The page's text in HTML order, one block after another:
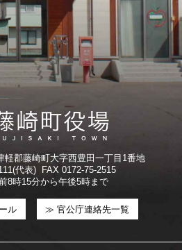
郡藤崎町大字西豊田一丁目1番地
代表) FAX 0172-75-2515
8時15分から午後5時まで
ル ≫ 官公庁連絡先一覧